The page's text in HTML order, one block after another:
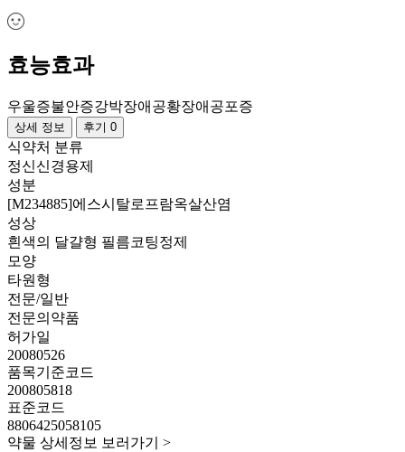
효능효과
우울증불안증강박장애 공황장애 공포증
상세 정보 후기 0
식약처 분류
정신신경용제
성분
[M234885]에스시탈로프람옥살산염
성상
흰색의 달걀형 필름코팅정제
모양
타원형
전문/일반
전문의약품
허가일
20080526
품목기준코드
200805818
표준코드
8806425058105
약물 상세정보 보러가기 >